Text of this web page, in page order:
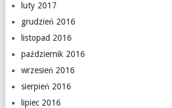
luty 2017
grudzień 2016
listopad 2016
październik 2016
wrzesień 2016
sierpień 2016
lipiec 2016